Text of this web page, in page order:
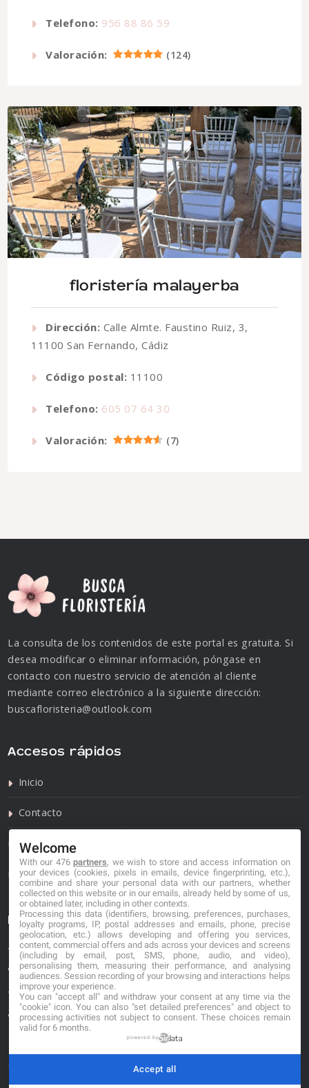
Telefono: 956 88 86 59
Valoración: (124)
floristería malayerba
Dirección: Calle Almte. Faustino Ruiz, 3,
11100 San Fernando, Cádiz
Código postal: 11100
Telefono: 605 07 64 30
Valoración: (7)
La consulta de los contenidos de este portal es gratuita. Si
desea modificar o eliminar información, póngase en
contacto con nuestro servicio de atención al cliente
mediante correo electrónico a la siguiente dirección:
buscafloristeria@outlook.com
Accesos rápidos
Inicio
Contacto
Política de privacidad
Política de cookies
Información de contacto
*No se garantiza que los datos mostrados estén
actualizados.
** Los precios mostrados son estimaciones y no se
garantiza su veracidad.
Welcome
With our 476partners, we wish to store and access information on
your devices (cookies, pixels in emails, device fingerprinting, etc.),
combine and share your personal data with our partners, whether
collected on this website or in our emails, already held by some of us,
or obtained later, including in other contexts.
Processing this data (identifiers, browsing, preferences, purchases,
loyalty programs, IP, postal addresses and emails, phone, precise
geolocation, etc.) allows developing and offering you services,
content, commercial offers and ads across your devices and screens
(including by email, post, SMS, phone, audio, and video),
personalising them, measuring their performance, and analysing
audiences. Session recording of your browsing and interactions helps
improve your experience.
You can "accept all" and withdraw your consent at any time via the
"cookie" icon. You can also "set detailed preferences" and object to
processing activities not subject to consent. These choices remain
valid for 6 months.
powered by
Accept all